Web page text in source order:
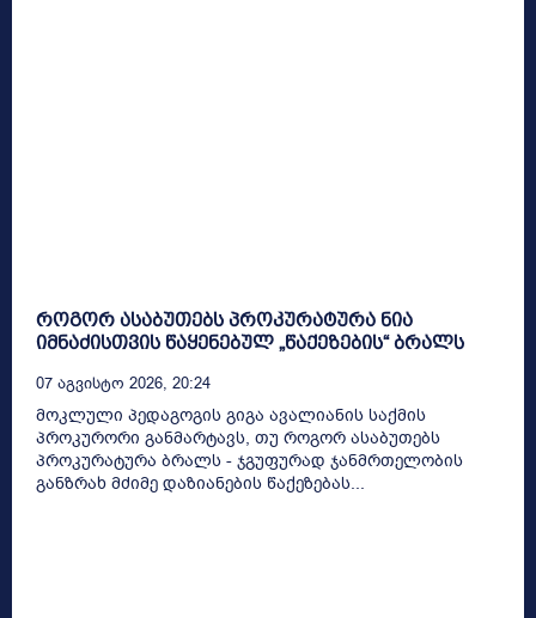
როგორ ასაბუთებს პროკურატურა ნია
იმნაძისთვის წაყენებულ „წაქეზების“ ბრალს
07 Აგვისტო 2026, 20:24
მოკლული პედაგოგის გიგა ავალიანის საქმის
პროკურორი განმარტავს, თუ როგორ ასაბუთებს
პროკურატურა ბრალს - ჯგუფურად ჯანმრთელობის
განზრახ მძიმე დაზიანების წაქეზებას...